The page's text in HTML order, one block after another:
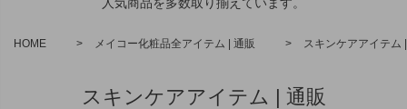
HOME メイコー化粧品全アイテム | 通販 スキンケアアイテム
スキンケアアイテム | 通販